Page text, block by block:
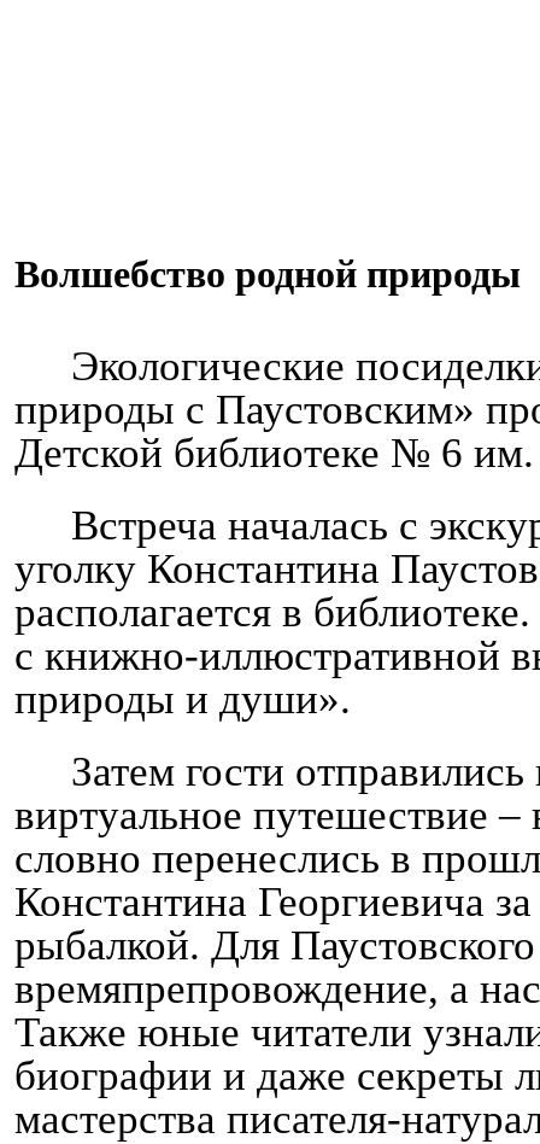
Волшебство родной природы
Экологические
природы с Паустовским»
Детской библиотеке № 6
Встреча началась с
уголку Константина
располагается в
с книжно-иллюстративной
природы и души».
Затем гости отправились
виртуальное путешествие –
словно перенеслись в
Константина Георгиевича
рыбалкой. Для
времяпрепровождение, а
Также юные читатели
биографии и даже секреты
мастерства писателя-